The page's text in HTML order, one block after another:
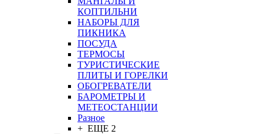
КОПТИЛЬНИ
НАБОРЫ ДЛЯ
ПИКНИКА
ПОСУДА
ТЕРМОСЫ
ТУРИСТИЧЕСКИЕ
ПЛИТЫ И ГОРЕЛКИ
ОБОГРЕВАТЕЛИ
БАРОМЕТРЫ И
МЕТЕОСТАНЦИИ
Разное
+ ЕЩЕ 2